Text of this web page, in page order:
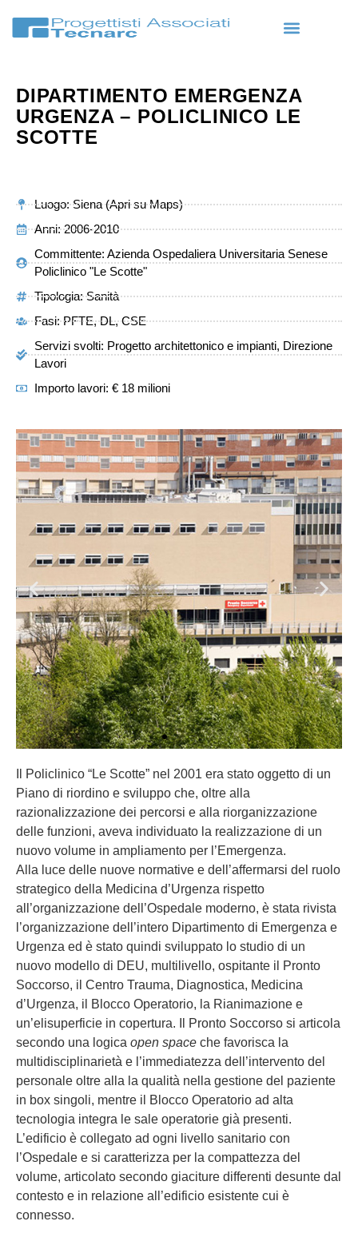
DIPARTIMENTO EMERGENZA
URGENZA – POLICLINICO LE
SCOTTE
Luogo: Siena (Apri su Maps)
Anni: 2006-2010
Committente: Azienda Ospedaliera Universitaria Senese
Policlinico "Le Scotte"
Tipologia:Sanità
Fasi: PFTE, DL, CSE
Servizi svolti: Progetto architettonico e impianti, Direzione
Lavori
Importo lavori: € 18 milioni
Il Policlinico “Le Scotte” nel 2001 era stato oggetto di un
Piano di riordino e sviluppo che, oltre alla
razionalizzazione dei percorsi e alla riorganizzazione
delle funzioni, aveva individuato la realizzazione di un
nuovo volume in ampliamento per l’Emergenza.
Alla luce delle nuove normative e dell’affermarsi del ruolo
strategico della Medicina d’Urgenza rispetto
all’organizzazione dell’Ospedale moderno, è stata rivista
l’organizzazione dell’intero Dipartimento di Emergenza e
Urgenza ed è stato quindi sviluppato lo studio di un
nuovo modello di DEU, multilivello, ospitante il Pronto
Soccorso, il Centro Trauma, Diagnostica, Medicina
d’Urgenza, il Blocco Operatorio, la Rianimazione e
un’elisuperficie in copertura. Il Pronto Soccorso si articola
secondo una logica open space che favorisca la
multidisciplinarietà e l’immediatezza dell’intervento del
personale oltre alla la qualità nella gestione del paziente
in box singoli, mentre il Blocco Operatorio ad alta
tecnologia integra le sale operatorie già presenti.
L’edificio è collegato ad ogni livello sanitario con
l’Ospedale e si caratterizza per la compattezza del
volume, articolato secondo giaciture differenti desunte dal
contesto e in relazione all’edificio esistente cui è
connesso.